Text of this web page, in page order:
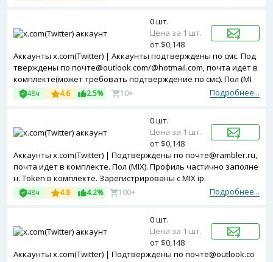
Аккаунты x.com(Twitter) | Аккаунты подтверждены по смс. Под
тверждены по почте@outlook.com/@hotmail.com, почта идет в
комплекте(может требовать подтверждение по смс). Пол (MI
X). В профиль аккаунтов добавлена аватарка. Двухфакторная
авторизация в комплекте. Token в комплекте. Зарегистриров
Подробнее...
48ч 4.6 2.5% 10+
0 шт.
Цена за 1 шт.
от $0,148
Аккаунты x.com(Twitter) | Подтверждены по почте@rambler.ru,
почта идет в комплекте. Пол (MIX). Профиль частично заполне
н. Token в комплекте. Зарегистрированы с MIX ip.
Подробнее...
48ч 4.8 4.2% 100+
0 шт.
Цена за 1 шт.
от $0,148
Аккаунты x.com(Twitter) | Подтверждены по почте@outlook.co
0 шт.
Цена за 1 шт.
от $0,148